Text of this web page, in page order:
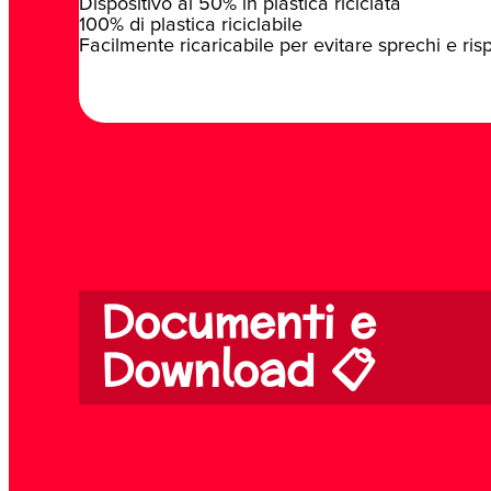
Dispositivo al 50% in plastica riciclata
100% di plastica riciclabile
Facilmente ricaricabile per evitare sprechi e
Documenti e
Download 📋